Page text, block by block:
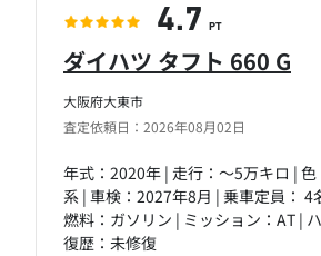
大阪府大東市
査定依頼日：2026年08月02日
ダイハツ タフト 660 G
年式：2020年 | 走行：～5万キロ |
系 | 車検：2027年8月 | 乗車定員： 4
燃料：ガソリン | ミッション：AT |
復歴：未修復
4.7 PT